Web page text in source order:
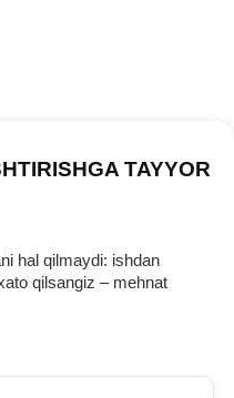
TAYYOR
hal qilmaydi: ishdan
qilsangiz – mehnat